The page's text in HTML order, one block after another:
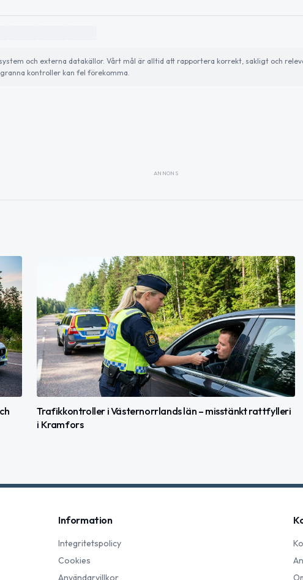
och externa datakällor. Vårt mål är alltid att rapportera korrekt, sakligt och
kontroller kan fel förekomma.
ANNONS
Trafikkontroller i Västernorrlands län – misstänkt rattfylleri
i Kramfors
Information
Integritetspolicy
Cookies
Användarvillkor